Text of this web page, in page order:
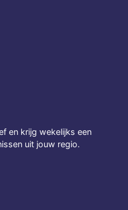
en krijg wekelijks een
uit jouw regio.